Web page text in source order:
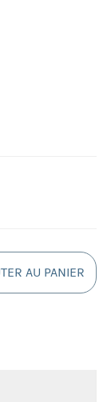
AU PANIER